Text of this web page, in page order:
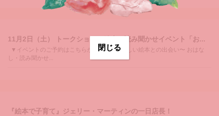
11月2日（土） トークショー＆絵本の読み聞かせイベント「お...
▼イベントのご予約はこちらから▼ 〜たのしい絵本との出会い〜 おはな
し・読み聞かせ...
『絵本で子育て』ジェリー・マーティンの一日店長！
閉じる